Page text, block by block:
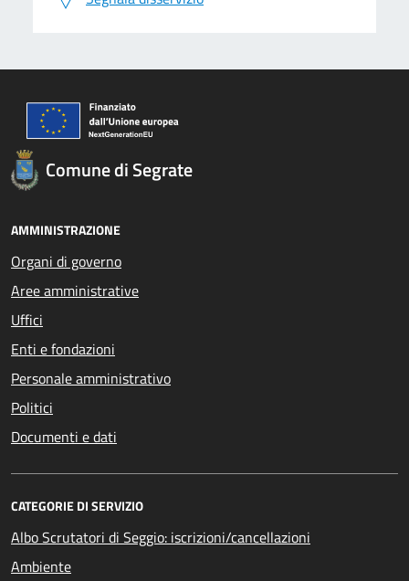
Comune di Segrate
AMMINISTRAZIONE
Organi di governo
Aree amministrative
Uffici
Enti e fondazioni
Personale amministrativo
Politici
Documenti e dati
CATEGORIE DI SERVIZIO
Albo Scrutatori di Seggio: iscrizioni/cancellazioni
Ambiente